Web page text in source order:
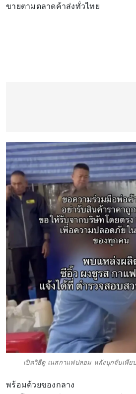
ขายตามตลาดค้าส่งทั่วไทย
เปิดวิธีดู เนสกาแฟปลอม หลังบุกจับเพีย
พร้อมด้วยของกลาง